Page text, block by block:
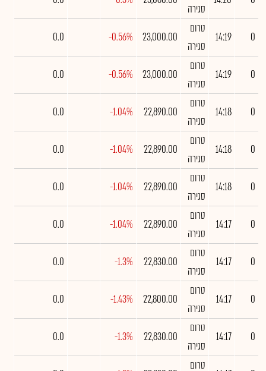
סגירה
0
14:19
טרום
סגירה
23,000.00
-0.56%
0.0
0
14:19
טרום
סגירה
23,000.00
-0.56%
0.0
0
14:18
טרום
סגירה
22,890.00
-1.04%
0.0
0
14:18
טרום
סגירה
22,890.00
-1.04%
0.0
0
14:18
טרום
סגירה
22,890.00
-1.04%
0.0
0
14:17
טרום
סגירה
22,890.00
-1.04%
0.0
0
14:17
טרום
סגירה
22,830.00
-1.3%
0.0
0
14:17
טרום
סגירה
22,800.00
-1.43%
0.0
0
14:17
טרום
סגירה
22,830.00
-1.3%
0.0
טרום